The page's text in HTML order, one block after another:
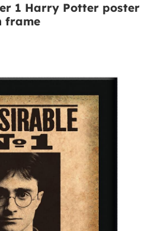
1 Harry Potter poster
frame